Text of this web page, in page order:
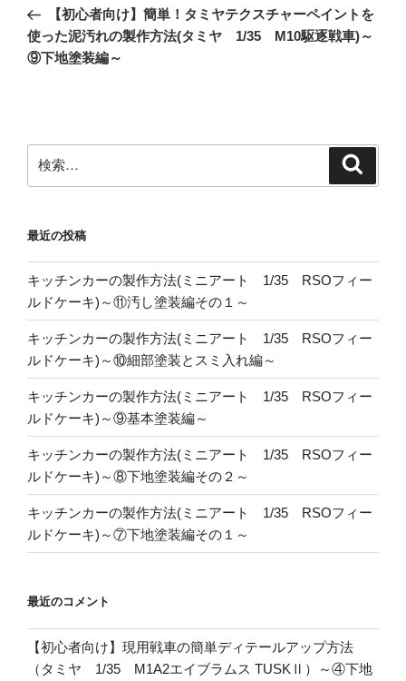
ナ
ビ
ョ
の
投
稿
【初心者向け】簡単！タミヤテクスチャーペイントを
使った泥汚れの製作方法(タミヤ 1/35 M10駆逐戦車)～
⑨下地塗装編～
索:
最近の投稿
キッチンカーの製作方法(ミニアート 1/35 RSOフィー
ルドケーキ)～⑪汚し塗装編その１～
キッチンカーの製作方法(ミニアート 1/35 RSOフィー
ルドケーキ)～⑩細部塗装とスミ入れ編～
キッチンカーの製作方法(ミニアート 1/35 RSOフィー
ルドケーキ)～⑨基本塗装編～
キッチンカーの製作方法(ミニアート 1/35 RSOフィー
ルドケーキ)～⑧下地塗装編その２～
キッチンカーの製作方法(ミニアート 1/35 RSOフィー
ルドケーキ)～⑦下地塗装編その１～
最近のコメント
【初心者向け】現用戦車の簡単ディテールアップ方法
（タミヤ 1/35 M1A2エイブラムス TUSKⅡ）～④下地